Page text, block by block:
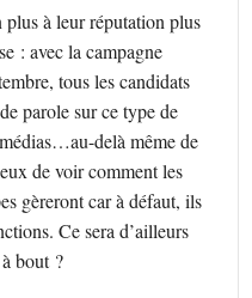
à leur réputation plus
: avec la campagne
tous les candidats
parole sur ce type de
delà même de
de voir comment les
gèreront car à défaut, ils
Ce sera d’ailleurs
bout ?